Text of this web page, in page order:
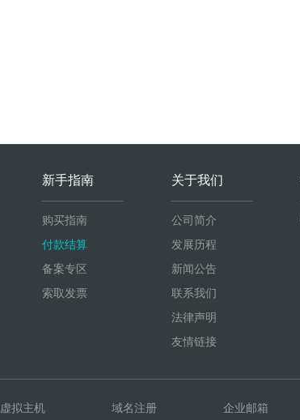
新手指南
购买指南
付款结算
备案专区
索取发票
关于我们
公司简介
发展历程
新闻公告
联系我们
法律声明
友情链接
虚拟主机 域名注册 企业邮箱